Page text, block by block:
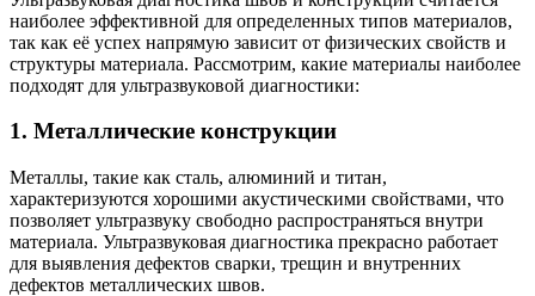
наиболее эффективной для определенных типов материалов,
так как её успех напрямую зависит от физических свойств и
структуры материала. Рассмотрим, какие материалы наиболее
подходят для ультразвуковой диагностики:
1. Металлические конструкции
Металлы, такие как сталь, алюминий и титан,
характеризуются хорошими акустическими свойствами, что
позволяет ультразвуку свободно распространяться внутри
материала. Ультразвуковая диагностика прекрасно работает
для выявления дефектов сварки, трещин и внутренних
дефектов металлических швов.